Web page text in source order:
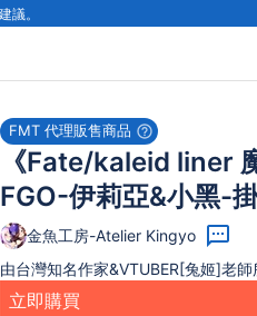
議。
FMT 代理販售商品
《Fate/kaleid liner
FGO-伊莉亞&小黑-
金魚工房-Atelier Kingyo
由台灣知名作家&VTUBER[兔姬]老
立即購買